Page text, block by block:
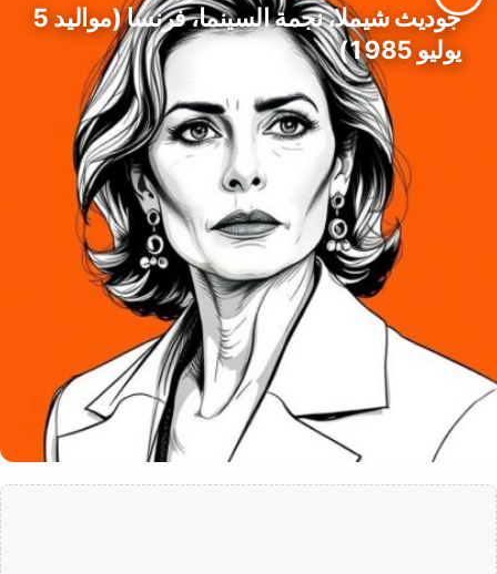
جوديث شيملا، نجمة السينما، فرنسا (مواليد 5
يوليو 1985)